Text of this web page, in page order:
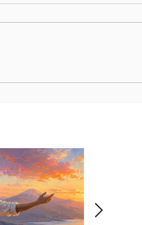
para tu